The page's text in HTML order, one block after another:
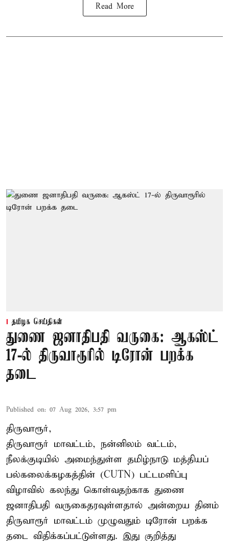
Read More
தமிழக செய்திகள்
துணை ஜனாதிபதி வருகை: ஆகஸ்ட்
17-ல் திருவாரூரில் டிரோன் பறக்க
தடை
Published on: 07 Aug 2026, 3:57 pm
திருவாரூர்,
திருவாரூர் மாவட்டம், நன்னிலம் வட்டம்,
நீலக்குடியில் அமைந்துள்ள தமிழ்நாடு மத்தியப்
பல்கலைக்கழகத்தின் (CUTN) பட்டமளிப்பு
விழாவில் கலந்து கொள்வதற்காக துணை
ஜனாதிபதி வருகைதரவுள்ளதால் அன்றைய தினம்
திருவாரூர் மாவட்டம் முழுவதும் டிரோன் பறக்க
தடை விதிக்கப்பட்டுள்ளது. இது குறித்து